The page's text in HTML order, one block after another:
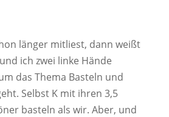
länger mitliest, dann weißt
ich zwei linke Hände
das Thema Basteln und
Selbst K mit ihren 3,5
basteln als wir. Aber, und